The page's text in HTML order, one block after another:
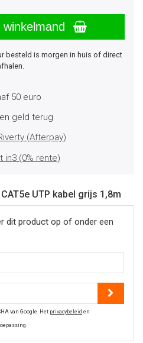
winkelmand
besteld is morgen in huis of direct
50 euro
geld terug
(Afterpay)
in3 (0% rente)
UTP kabel grijs 1,8m
dit product op of onder een
van Google. Het privacybeleid en